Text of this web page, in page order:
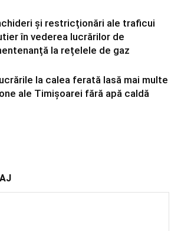
și restricționări ale traficui
în vederea lucrărilor de
la rețelele de gaz
la calea ferată lasă mai multe
ale Timișoarei fără apă caldă